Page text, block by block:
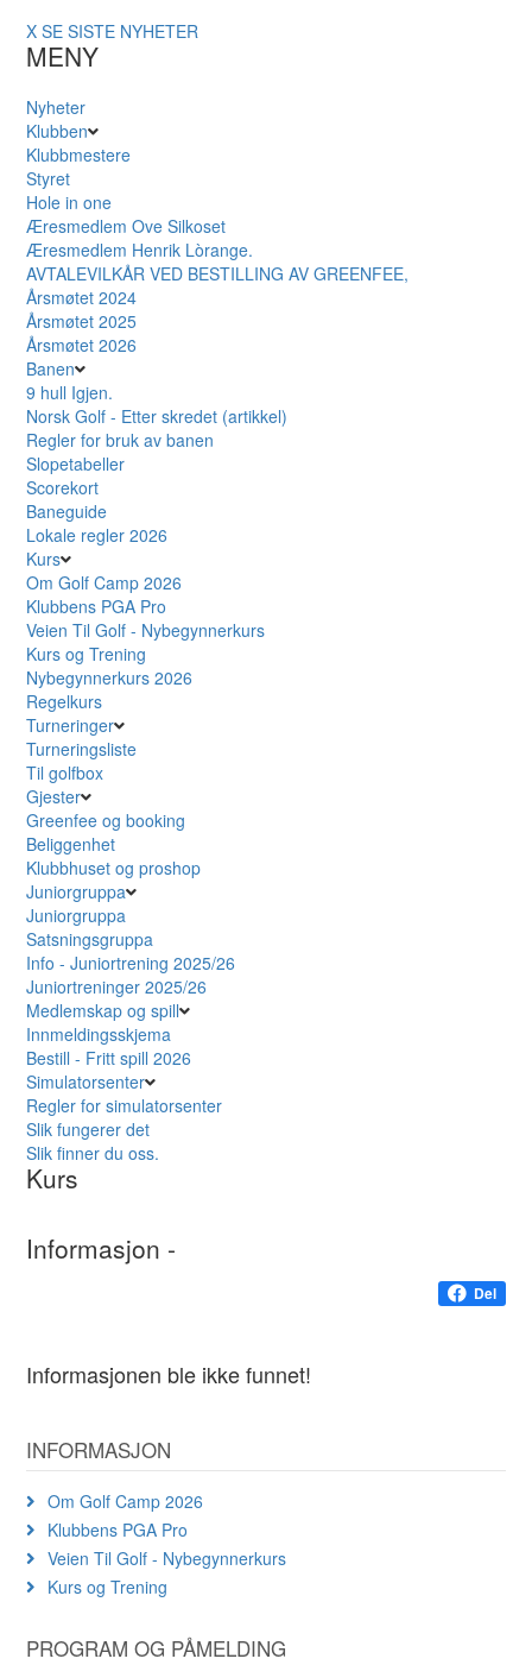
X SE SISTE NYHETER
MENY
Nyheter
Klubben
Klubbmestere
Styret
Hole in one
Æresmedlem Ove Silkoset
Æresmedlem Henrik Lòrange.
AVTALEVILKÅR VED BESTILLING AV GREENFEE,
Årsmøtet 2024
Årsmøtet 2025
Årsmøtet 2026
Banen
9 hull Igjen.
Norsk Golf - Etter skredet (artikkel)
Regler for bruk av banen
Slopetabeller
Scorekort
Baneguide
Lokale regler 2026
Kurs
Om Golf Camp 2026
Klubbens PGA Pro
Veien Til Golf - Nybegynnerkurs
Kurs og Trening
Nybegynnerkurs 2026
Regelkurs
Turneringer
Turneringsliste
Til golfbox
Gjester
Greenfee og booking
Beliggenhet
Klubbhuset og proshop
Juniorgruppa
Juniorgruppa
Satsningsgruppa
Info - Juniortrening 2025/26
Juniortreninger 2025/26
Medlemskap og spill
Innmeldingsskjema
Bestill - Fritt spill 2026
Simulatorsenter
Regler for simulatorsenter
Slik fungerer det
Slik finner du oss.
Kurs
Informasjon -
Del
Informasjonen ble ikke funnet!
INFORMASJON
Om Golf Camp 2026
Klubbens PGA Pro
Veien Til Golf - Nybegynnerkurs
Kurs og Trening
PROGRAM OG PÅMELDING